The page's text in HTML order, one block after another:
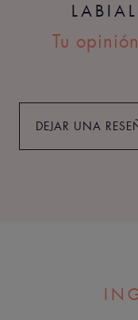
Tu
DEJAR UNA